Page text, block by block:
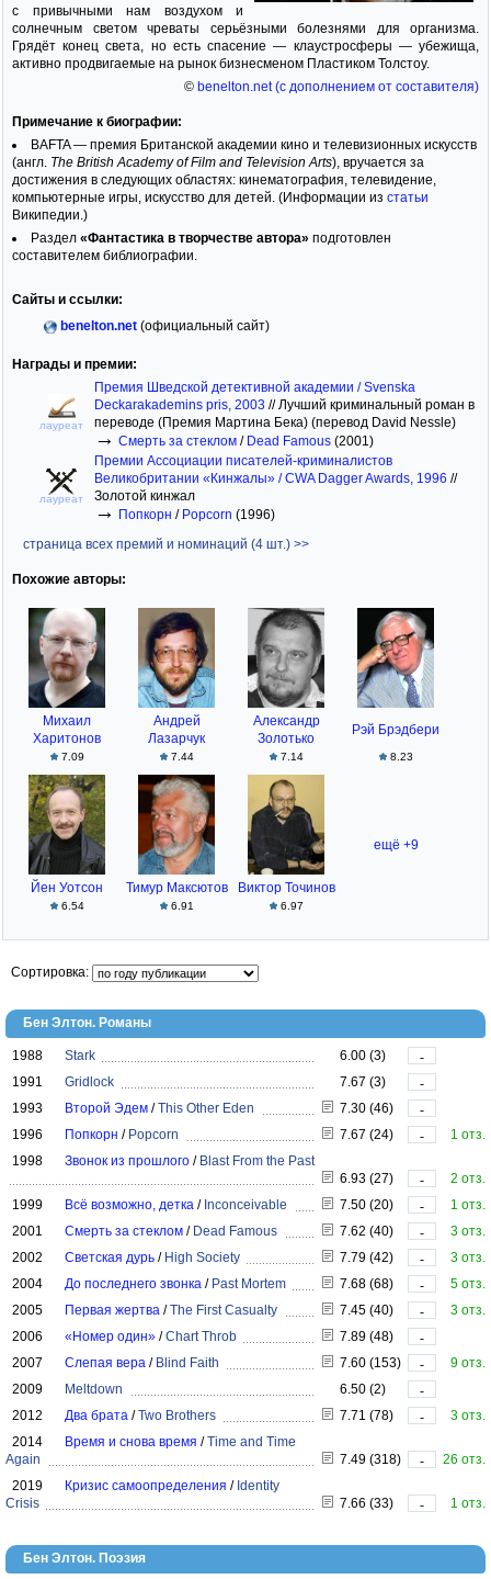
с привычными нам воздухом и
солнечным светом чреваты серьёзными болезнями для организма.
Грядёт конец света, но есть спасение — клаустросферы — убежища,
активно продвигаемые на рынок бизнесменом Пластиком Толстоу.
© benelton.net (с дополнением от составителя)
Примечание к биографии:
BAFTA — премия Британской академии кино и телевизионных искусств
(англ. The British Academy of Film and Television Arts), вручается за
достижения в следующих областях: кинематография, телевидение,
компьютерные игры, искусство для детей. (Информации из статьи
Википедии.)
Раздел «Фантастика в творчестве автора» подготовлен
составителем библиографии.
Сайты и ссылки:
benelton.net(официальный сайт)
Награды и премии:
лауреат
Премия Шведской детективной академии / Svenska
Deckarakademins pris, 2003 //Лучший криминальный роман в
переводе (Премия Мартина Бека) (перевод David Nessle)
→ Смерть за стеклом / Dead Famous (2001)
лауреат
Премии Ассоциации писателей-криминалистов
Великобритании «Кинжалы» / CWA Dagger Awards, 1996 //
Золотой кинжал
→ Попкорн / Popcorn (1996)
страница всех премий и номинаций (4 шт.) >>
Похожие авторы:
Михаил
Харитонов
7.09
Андрей
Лазарчук
7.44
Александр
Золотько
7.14
Рэй Брэдбери
8.23
Йен Уотсон
6.54
Тимур Максютов
6.91
Виктор Точинов
6.97
ещё +9
Сортировка:
Бен Элтон. Романы
1988 Stark 6.00 (3)
-
1991
Gridlock 7.67 (3)
-
1993
Второй Эдем /This Other Eden 7.30 (46)
-
1996
Попкорн / Popcorn 7.67 (24) -
1 отз.
1998
Звонок из прошлого / Blast From the Past
6.93 (27)
-
2 отз.
1999
Всё возможно, детка / Inconceivable 7.50 (20) -
1 отз.
2001
Смерть за стеклом / Dead Famous 7.62 (40) -
3 отз.
2002
Светская дурь / High Society 7.79 (42) -
3 отз.
2004
До последнего звонка / Past Mortem 7.68 (68) -
5 отз.
2005
Первая жертва /The First Casualty 7.45 (40) -
3 отз.
2006
«Номер один» /Chart Throb 7.89 (48)
-
2007
Слепая вера / Blind Faith 7.60 (153) -
9 отз.
2009
Meltdown 6.50 (2)
-
2012
Два брата /Two Brothers 7.71 (78) -
3 отз.
2014
Время и снова время /Time and Time
Again
7.49 (318) -
26 отз.
2019
Кризис самоопределения / Identity
Crisis
7.66 (33) - 1 отз.
Бен Элтон. Поэзия